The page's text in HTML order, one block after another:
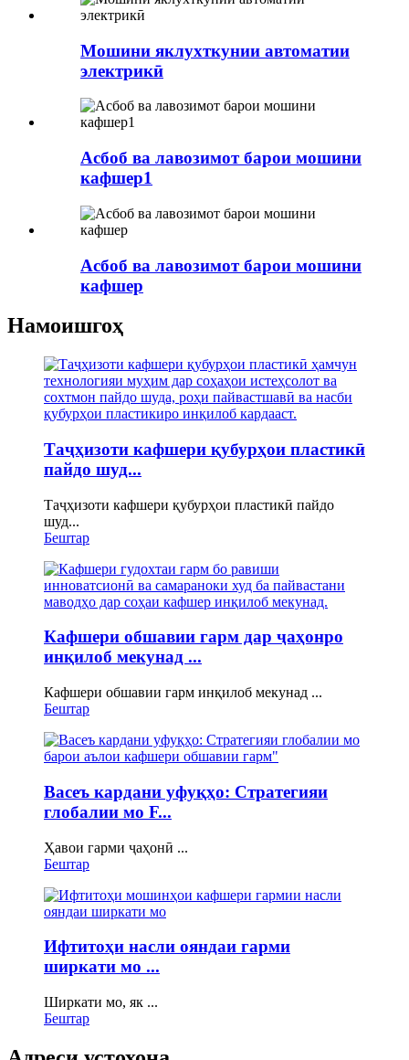
Мошини яклухткунии автоматии
электрикӣ
Асбоб ва лавозимот барои мошини
кафшер1
Асбоб ва лавозимот барои мошини
кафшер
Намоишгоҳ
Таҷҳизоти кафшери қубурҳои пластикӣ
пайдо шуд...
Таҷҳизоти кафшери қубурҳои пластикӣ пайдо
шуд...
Бештар
Кафшери обшавии гарм дар ҷаҳонро
инқилоб мекунад ...
Кафшери обшавии гарм инқилоб мекунад ...
Бештар
Васеъ кардани уфуқҳо: Стратегияи
глобалии мо F...
Ҳавои гарми ҷаҳонӣ ...
Бештар
Ифтитоҳи насли ояндаи гарми
ширкати мо ...
Ширкати мо, як ...
Бештар